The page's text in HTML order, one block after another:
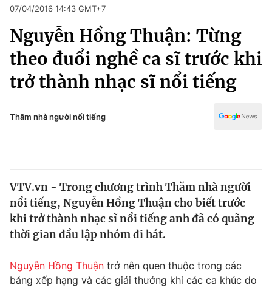
Chuyên mục
Chính trị
Xã hội
Pháp luật
Thế giới
Tin tức
Thế giới đó đây
Câu chuyện quốc tế
Kinh tế
Thị trường
Dữ liệu và đời sống
Pháp luật
Kinh tế
Thể thao
Truyền hình
Văn hóa - Giải trí
Công nghệ
07/04/2016 14:43 GMT+7
Nguyễn Hồng Thuận: Từng
theo đuổi nghề ca sĩ trước khi
trở thành nhạc sĩ nổi tiếng
Thăm nhà người nổi tiếng
VTV.vn - Trong chương trình Thăm nhà người
nổi tiếng, Nguyễn Hồng Thuận cho biết trước
khi trở thành nhạc sĩ nổi tiếng anh đã có quãng
thời gian đầu lập nhóm đi hát.
Nguyễn Hồng Thuận trở nên quen thuộc trong các
bảng xếp hạng và các giải thưởng khi các ca khúc do